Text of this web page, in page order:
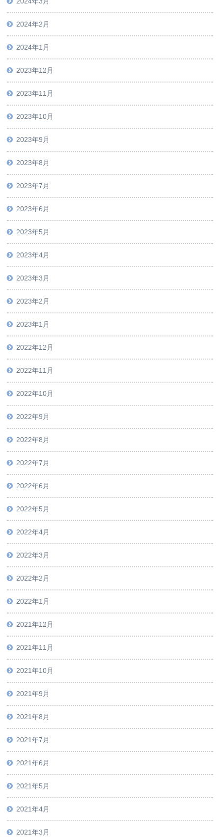
2024年2月
2024年1月
2023年12月
2023年11月
2023年10月
2023年9月
2023年8月
2023年7月
2023年6月
2023年5月
2023年4月
2023年3月
2023年2月
2023年1月
2022年12月
2022年11月
2022年10月
2022年9月
2022年8月
2022年7月
2022年6月
2022年5月
2022年4月
2022年3月
2022年2月
2022年1月
2021年12月
2021年11月
2021年10月
2021年9月
2021年8月
2021年7月
2021年6月
2021年5月
2021年4月
2021年3月